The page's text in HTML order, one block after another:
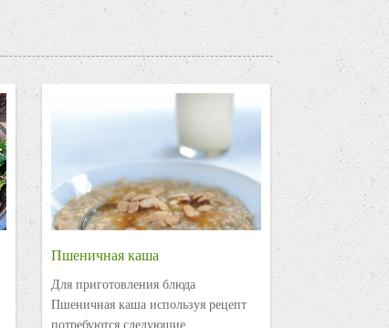
Пшеничная каша
Для приготовления блюда
Пшеничная каша используя рецепт
потребуются следующие